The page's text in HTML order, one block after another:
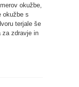
okužbe,
okužbe s
terjale še
za zdravje in